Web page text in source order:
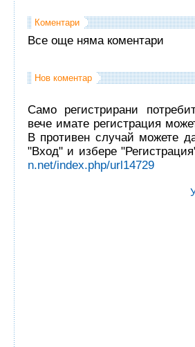
Коментари
Все още няма коментари
Нов коментар
Само регистрирани
вече имате регистрация
В противен случай можете
"Вход" и избере
n.net/index.php/url14729